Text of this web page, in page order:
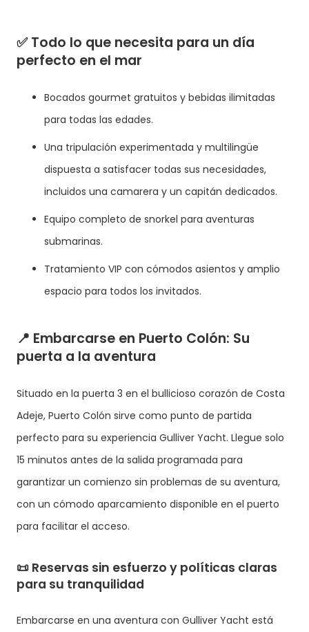
✅Todo lo que necesita para un día
perfecto en el mar
Bocados gourmet gratuitos y bebidas ilimitadas
para todas las edades.
Una tripulación experimentada y multilingüe
dispuesta a satisfacer todas sus necesidades,
incluidos una camarera y un capitán dedicados.
Equipo completo de snorkel para aventuras
submarinas.
Tratamiento VIP con cómodos asientos y amplio
espacio para todos los invitados.
📍 Embarcarse en Puerto Colón: Su
puerta a la aventura
Situado en la puerta 3 en el bullicioso corazón de Costa
Adeje, Puerto Colón sirve como punto de partida
perfecto para su experiencia Gulliver Yacht. Llegue solo
15 minutos antes de la salida programada para
garantizar un comienzo sin problemas de su aventura,
con un cómodo aparcamiento disponible en el puerto
para facilitar el acceso.
📜 Reservas sin esfuerzo y políticas claras
para su tranquilidad
Embarcarse en una aventura con Gulliver Yacht está